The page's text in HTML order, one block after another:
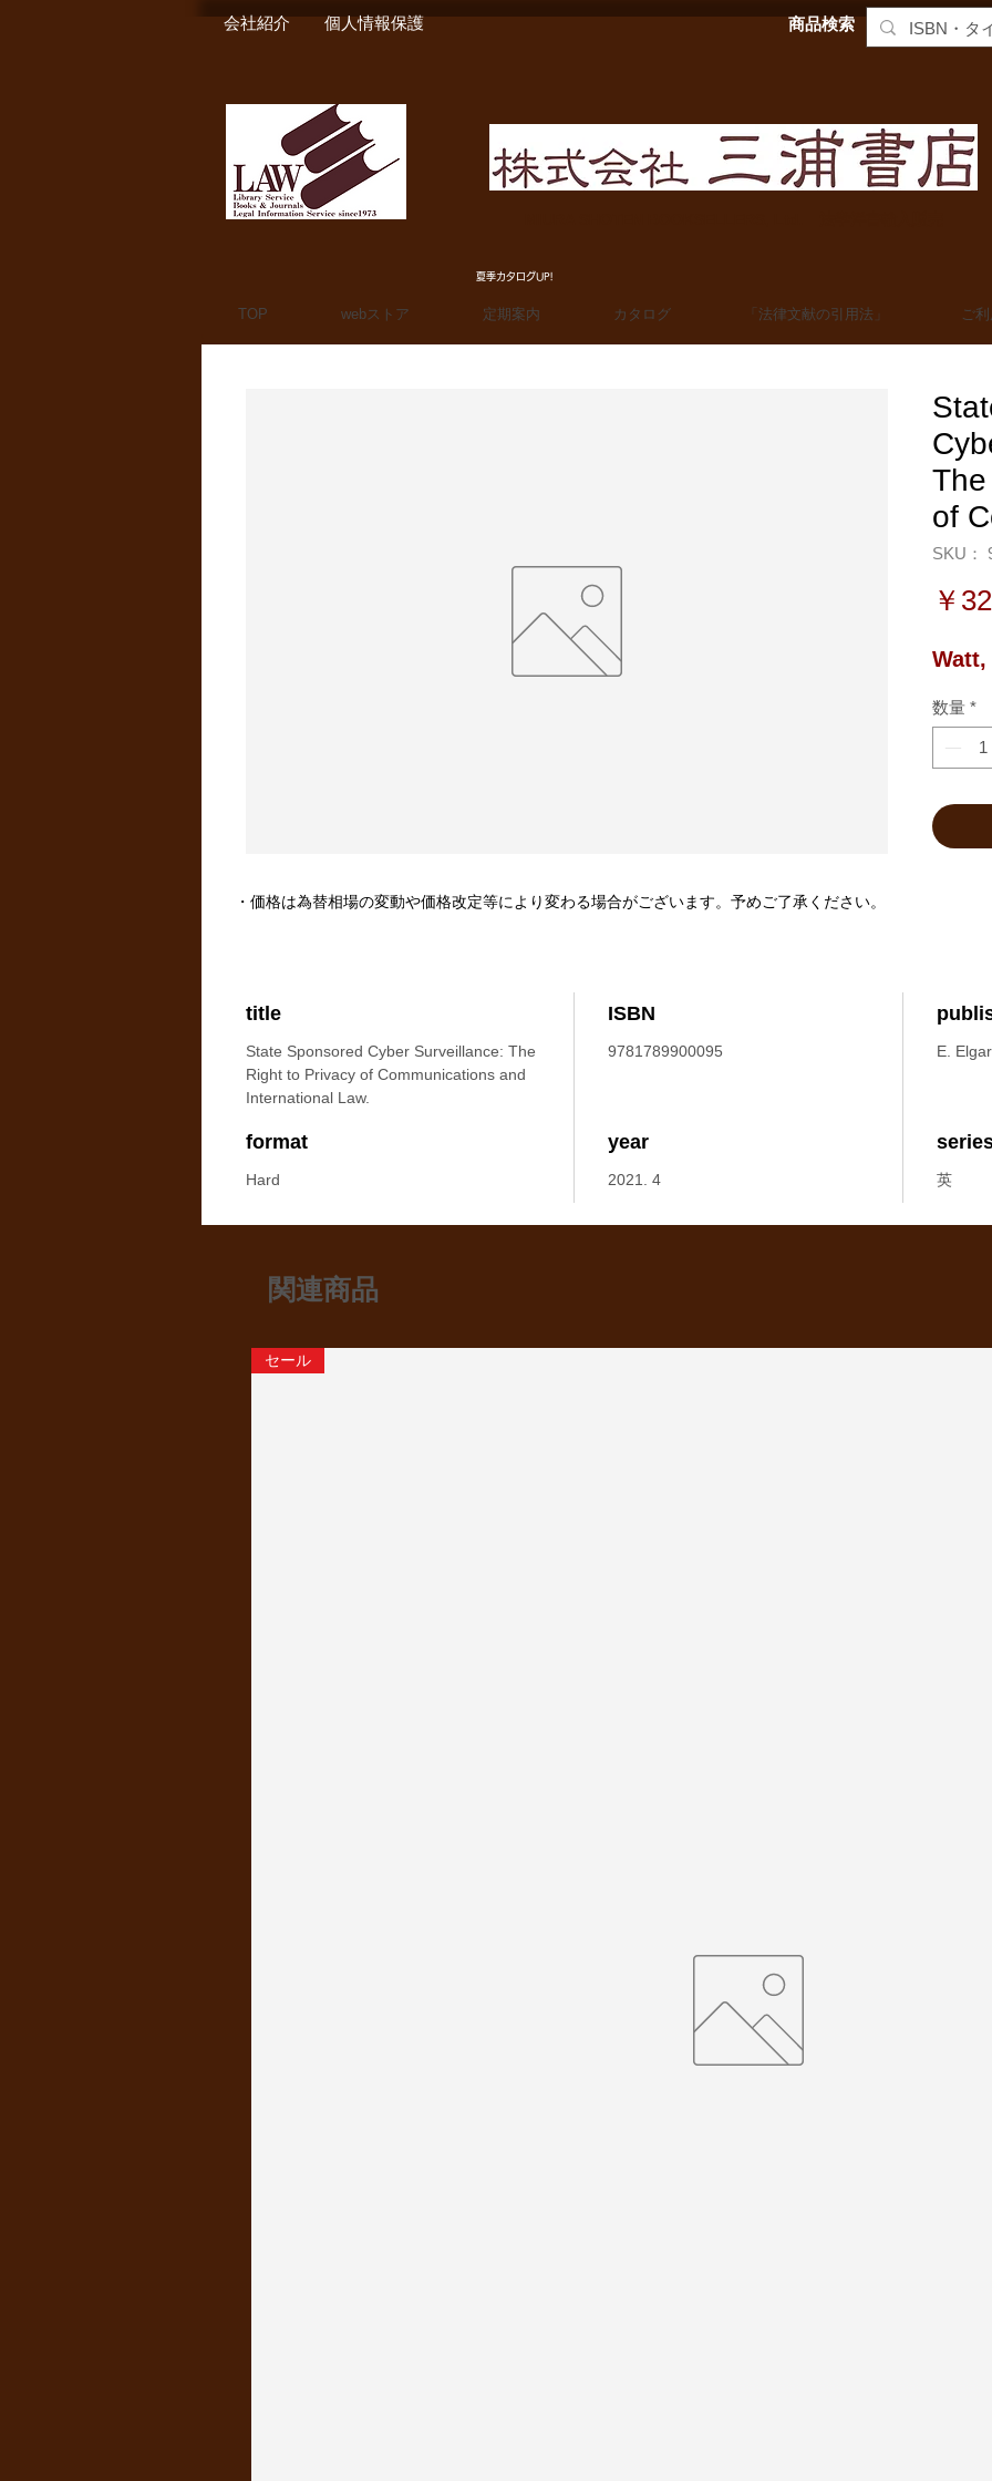
会社紹介 個人情報保護 商品検索
夏季カタログUP!
TOP webストア 定期案内 カタログ 「法律文献の引用法」 ご
of
SKU：
￥
Watt,
数量 *
title
State Sponsored Cyber Surveillance: The
Right to Privacy of Communications and
International Law.
ISBN
9781789900095 E. Elgar
format
Hard
year
2021. 4 英
・価格は為替相場の変動や価格改定等により変わる場合がございます。予めご了承ください。
関連商品
セール